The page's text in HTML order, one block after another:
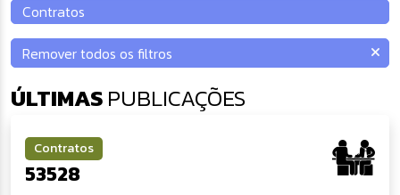
ÚLTIMASPUBLICAÇÕES
Contratos
53528